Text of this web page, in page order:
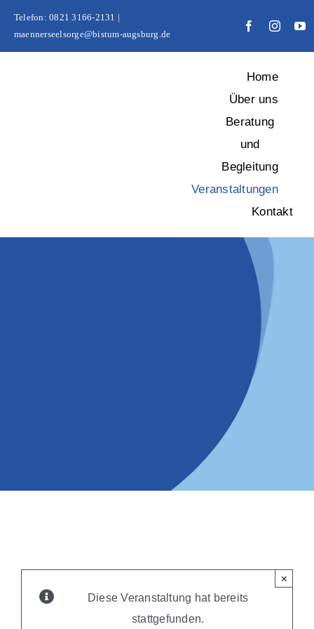
Inhalt
springen
Telefon: 0821 3166-2131 |
maennerseelsorge@bistum-augsburg.de
Home
Über uns
Beratung
und
Begleitung
Veranstaltungen
Kontakt
Diese Veranstaltung hat bereits
stattgefunden.
×